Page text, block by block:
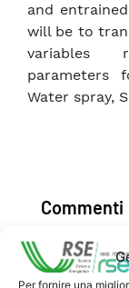
Per fornire una
and
will be to
variables
parameters
Water spray,
Commenti